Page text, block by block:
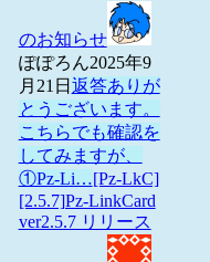
のお知らせ
ぽぽろん2025年9
月21日 返答ありが
とうございます。
こちらでも確認を
してみますが、
①Pz-Li…[Pz-LkC]
[2.5.7]Pz-LinkCard
ver2.5.7 リリース